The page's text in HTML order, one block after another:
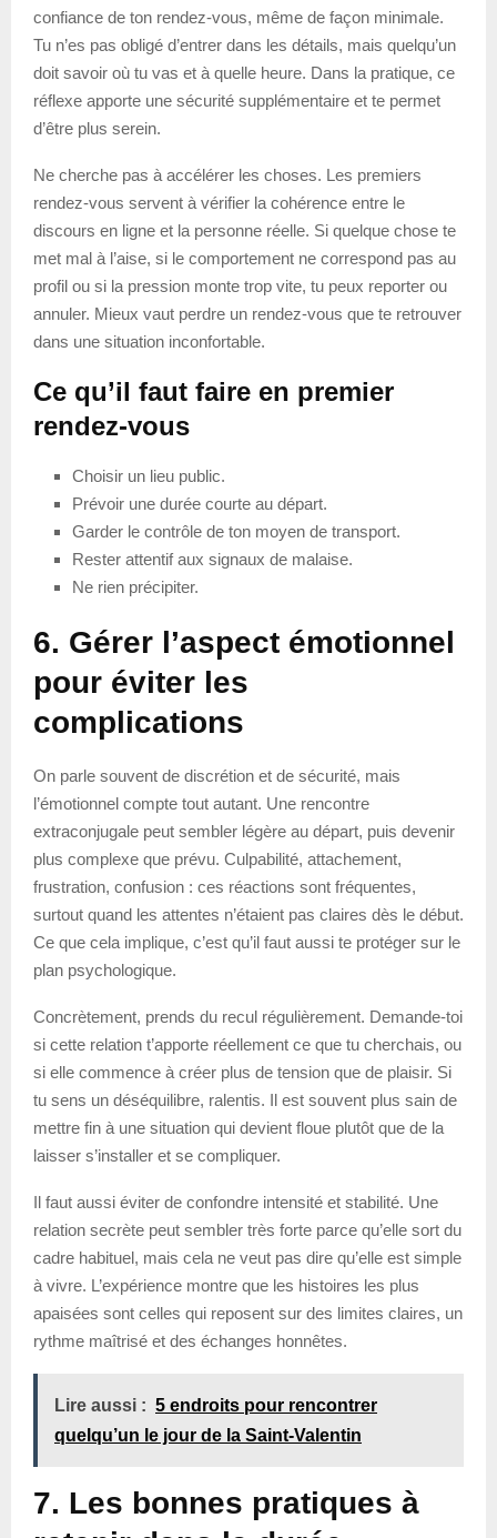
confiance de ton rendez-vous, même de façon minimale.
Tu n’es pas obligé d’entrer dans les détails, mais quelqu’un
doit savoir où tu vas et à quelle heure. Dans la pratique, ce
réflexe apporte une sécurité supplémentaire et te permet
d’être plus serein.
Ne cherche pas à accélérer les choses. Les premiers
rendez-vous servent à vérifier la cohérence entre le
discours en ligne et la personne réelle. Si quelque chose te
met mal à l’aise, si le comportement ne correspond pas au
profil ou si la pression monte trop vite, tu peux reporter ou
annuler. Mieux vaut perdre un rendez-vous que te retrouver
dans une situation inconfortable.
Ce qu’il faut faire en premier
rendez-vous
Choisir un lieu public.
Prévoir une durée courte au départ.
Garder le contrôle de ton moyen de transport.
Rester attentif aux signaux de malaise.
Ne rien précipiter.
6. Gérer l’aspect émotionnel
pour éviter les
complications
On parle souvent de discrétion et de sécurité, mais
l’émotionnel compte tout autant. Une rencontre
extraconjugale peut sembler légère au départ, puis devenir
plus complexe que prévu. Culpabilité, attachement,
frustration, confusion : ces réactions sont fréquentes,
surtout quand les attentes n’étaient pas claires dès le début.
Ce que cela implique, c’est qu’il faut aussi te protéger sur le
plan psychologique.
Concrètement, prends du recul régulièrement. Demande-toi
si cette relation t’apporte réellement ce que tu cherchais, ou
si elle commence à créer plus de tension que de plaisir. Si
tu sens un déséquilibre, ralentis. Il est souvent plus sain de
mettre fin à une situation qui devient floue plutôt que de la
laisser s’installer et se compliquer.
Il faut aussi éviter de confondre intensité et stabilité. Une
relation secrète peut sembler très forte parce qu’elle sort du
cadre habituel, mais cela ne veut pas dire qu’elle est simple
à vivre. L’expérience montre que les histoires les plus
apaisées sont celles qui reposent sur des limites claires, un
rythme maîtrisé et des échanges honnêtes.
Lire aussi : 5 endroits pour rencontrer
quelqu’un le jour de la Saint-Valentin
7. Les bonnes pratiques à